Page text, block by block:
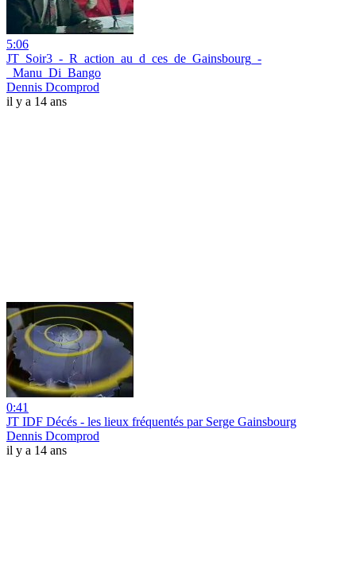
5:06
JT_Soir3_-_R_action_au_d_ces_de_Gainsbourg_-
_Manu_Di_Bango
Dennis Dcomprod
il y a 14 ans
0:41
JT IDF Décés - les lieux fréquentés par Serge Gainsbourg
Dennis Dcomprod
il y a 14 ans